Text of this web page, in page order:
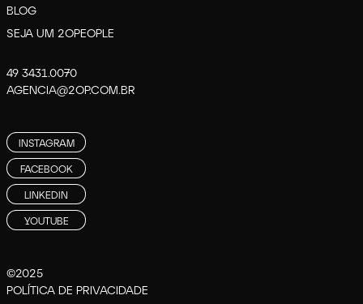
BLOG
SEJA UM 2OPEOPLE
49 3431.0070
AGENCIA@2OP.COM.BR
INSTAGRAM
FACEBOOK
LINKEDIN
YOUTUBE
©2025
POLÍTICA DE PRIVACIDADE